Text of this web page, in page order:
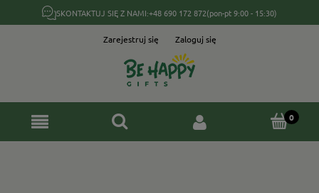
SKONTAKTUJ SIĘ Z NAMI:+48 690 172 872(pon-pt 9:00 - 15:30)
Zarejestruj się Zaloguj się